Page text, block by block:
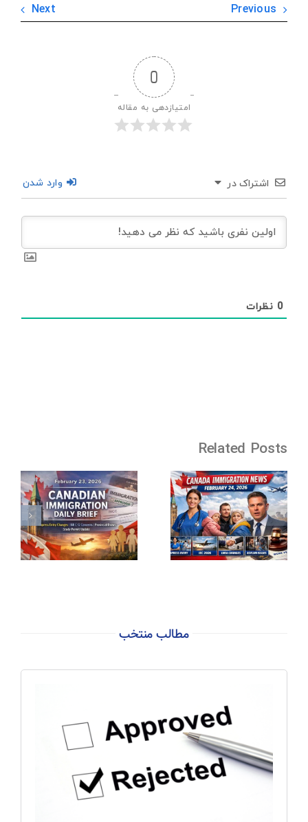
Previous
Next
0
امتیازدهی به مقاله
اشتراک در وارد شدن
0 نظرات
Related Posts
مطالب منتخب